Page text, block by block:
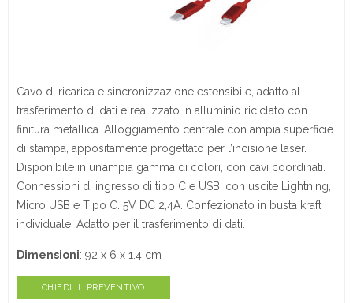
Cavo di ricarica e sincronizzazione estensibile, adatto al
trasferimento di dati e realizzato in alluminio riciclato con
finitura metallica. Alloggiamento centrale con ampia superficie
di stampa, appositamente progettato per l’incisione laser.
Disponibile in un’ampia gamma di colori, con cavi coordinati.
Connessioni di ingresso di tipo C e USB, con uscite Lightning,
Micro USB e Tipo C. 5V DC 2,4A. Confezionato in busta kraft
individuale. Adatto per il trasferimento di dati.
Dimensioni: 92 x 6 x 1.4 cm
CHIEDI IL PREVENTIVO